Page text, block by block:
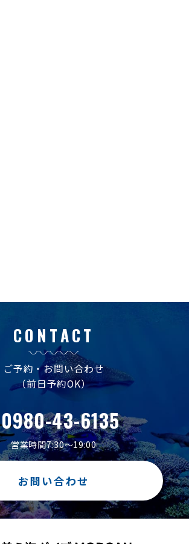
CONTACT
ご予約・お問い合わせ
（前日予約OK）
0980-43-6135
営業時間7:30～19:00
お問い合わせ